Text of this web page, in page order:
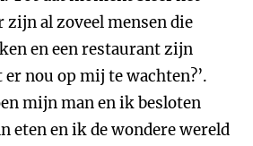
zijn al zoveel mensen die
en een restaurant zijn
nou op mij te wachten?’.
mijn man en ik besloten
eten en ik de wondere wereld